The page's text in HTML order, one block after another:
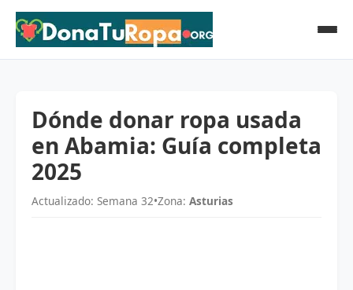
Dónde donar ropa usada
en Abamia: Guía completa
2025
Actualizado: Semana 32•Zona: Asturias